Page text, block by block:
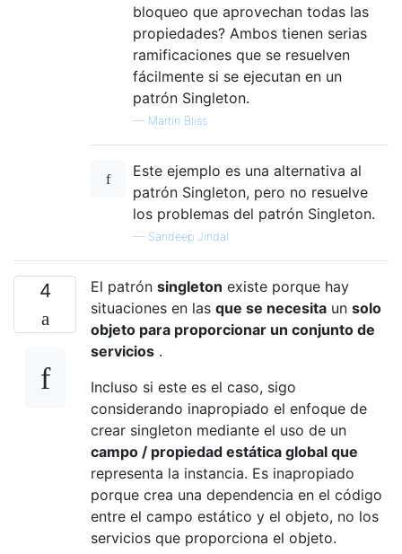
bloqueo que aprovechan todas las
propiedades? Ambos tienen serias
ramificaciones que se resuelven
fácilmente si se ejecutan en un
patrón Singleton.
— Martin Bliss
Este ejemplo es una alternativa al
patrón Singleton, pero no resuelve
los problemas del patrón Singleton.
— Sandeep Jindal
4 El patrón singleton existe porque hay
situaciones en las que se necesita un solo
objeto para proporcionar un conjunto de
servicios .
Incluso si este es el caso, sigo
considerando inapropiado el enfoque de
crear singleton mediante el uso de un
campo / propiedad estática global que
representa la instancia. Es inapropiado
porque crea una dependencia en el código
entre el campo estático y el objeto, no los
servicios que proporciona el objeto.